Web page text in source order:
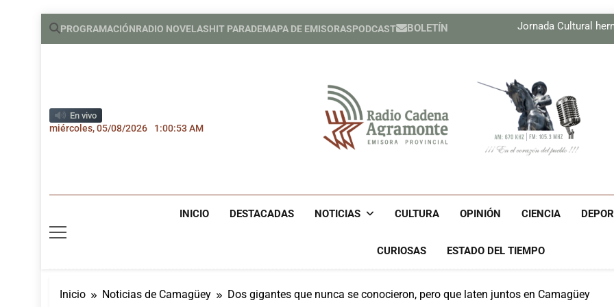
Saltar
PROGRAMACIÓNRADIO NOVELASHIT PARADEMAPA DE EMISORASPODCAST BOLETÍN
Jornada Cultural
Jornada Cultural
Compañía
En vivo
miércoles, 05/08/2026 1:00:54 AM
Radio Cadena
INICIO DESTACADAS NOTICIAS CULTURA OPINIÓN CIENCIA
CURIOSAS ESTADO DEL TIEMPO
Inicio Noticias de Camagüey Dos gigantes que nunca se conocieron, pero que laten juntos en Camagüey